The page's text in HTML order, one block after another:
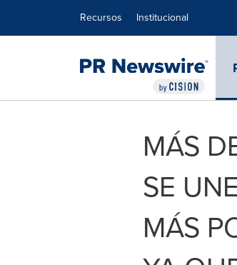
Recursos Institucional
MÁS
SE
MÁS